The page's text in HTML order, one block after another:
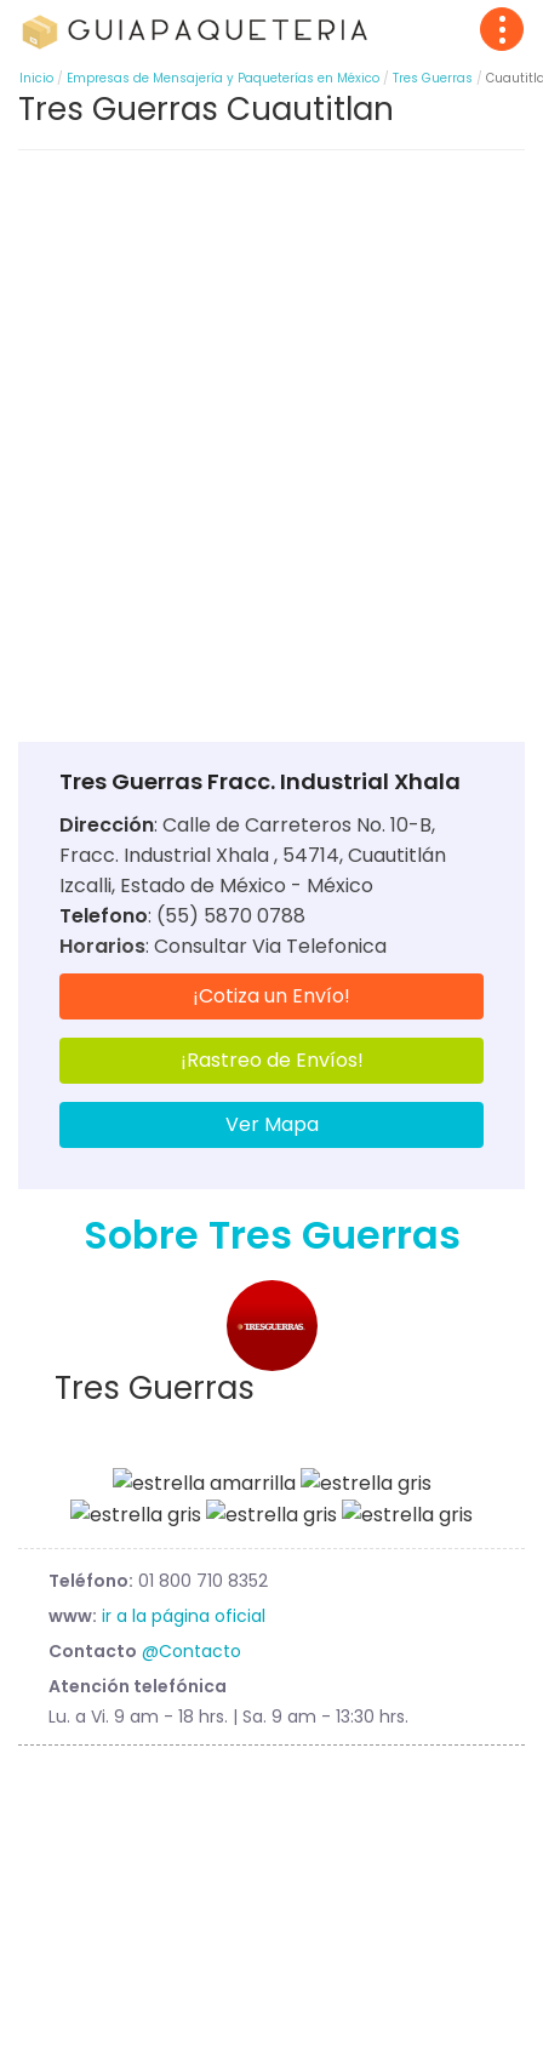
Inicio Empresas de Mensajería y Paqueterías en México Tres Guerras
Tres Guerras Cuautitlan
Tres Guerras Fracc. Industrial Xhala
Dirección: Calle de Carreteros No. 10-B,
Fracc. Industrial Xhala , 54714, Cuautitlán
Izcalli, Estado de México - México
Telefono: (55) 5870 0788
Horarios: Consultar Via Telefonica
¡Cotiza un Envío!
¡Rastreo de Envíos!
Ver Mapa
Sobre Tres Guerras
Tres Guerras
Teléfono: 01 800 710 8352
www: ir a la página oficial
Contacto @Contacto
Atención telefónica
Lu. a Vi. 9 am - 18 hrs. | Sa. 9 am - 13:30 hrs.